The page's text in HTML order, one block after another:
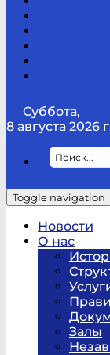
Суббота,
8 августа 2026
Toggle navigation
Новости
О нас
Залы